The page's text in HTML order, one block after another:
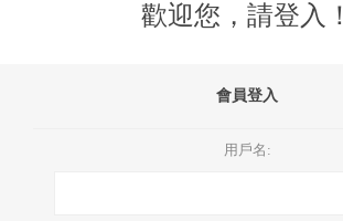
歡迎您，請登入！
會員登入
用戶名: